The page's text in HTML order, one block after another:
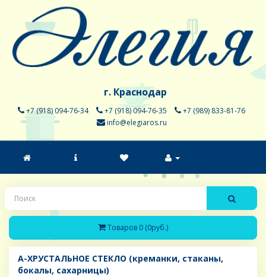
г. Краснодар
+7 (918) 094-76-34 +7 (918) 094-76-35
+7 (989) 833-81-76
info@elegiaros.ru
Товаров 0 (0руб.)
A-ХРУСТАЛЬНОЕ СТЕКЛО (креманки, стаканы,
бокалы, сахарницы)